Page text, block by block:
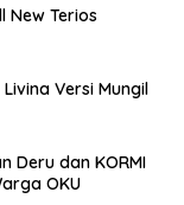
New Terios
Versi Mungil
Deru dan KORMI
OKU